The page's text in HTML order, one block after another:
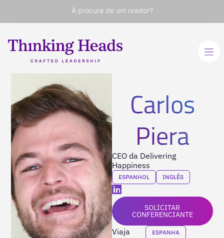
À procura de um orador?
Carlos
Piera
CEO da Delivering
Happiness
ESPANHOL INGLÊS
SOLICITAR
CONFERENCIANTE
Viaja
ESPANHA